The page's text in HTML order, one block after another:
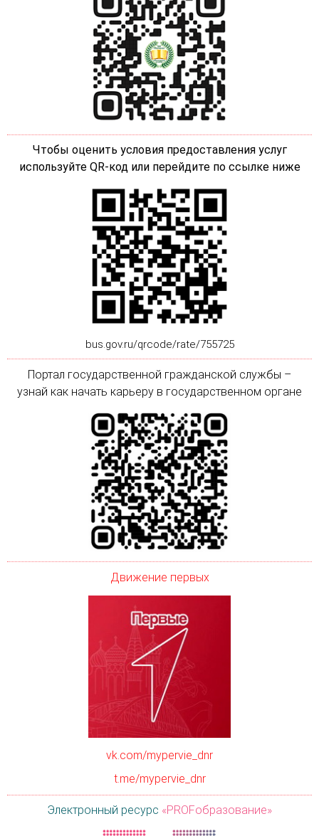
Чтобы оценить условия предоставления услуг
используйте QR-код или перейдите по ссылке ниже
bus.gov.ru/qrcode/rate/755725
Портал государственной гражданской службы –
узнай как начать карьеру в государственном органе
Движение первых
vk.com/mypervie_dnr
t.me/mypervie_dnr
Электронный ресурс «PROFобразование»